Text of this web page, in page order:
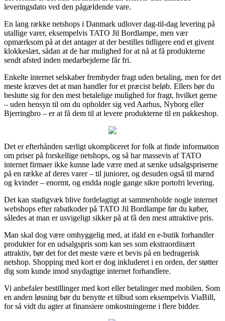
leveringsdato ved den pågældende vare.
En lang række netshops i Danmark udlover dag-til-dag levering på
utallige varer, eksempelvis TATO Jil Bordlampe, men vær
opmærksom på at det antager at der bestilles tidligere end et givent
klokkeslæt, sådan at de har mulighed for at nå at få produkterne
sendt afsted inden medarbejderne får fri.
Enkelte internet selskaber frembyder fragt uden betaling, men for det
meste kræves det at man handler for et præcist beløb. Ellers bør du
beslutte sig for den mest betalelige mulighed for fragt, hvilket gerne
– uden hensyn til om du opholder sig ved Aarhus, Nyborg eller
Bjerringbro – er at få dem til at levere produkterne til en pakkeshop.
Det er efterhånden særligt ukompliceret for folk at finde information
om priser på forskellige netshops, og så har massevis af TATO
internet firmaer ikke kunne lade være med at sænke udsalgspriserne
på en række af deres varer – til juniorer, og desuden også til mænd
og kvinder – enormt, og endda nogle gange sikre portofri levering.
Det kan stadigvæk blive fordelagtigt at sammenholde nogle internet
webshops efter rabatkoder på TATO Jil Bordlampe før du køber,
således at man er usvigeligt sikker på at få den mest attraktive pris.
Man skal dog være omhyggelig med, at ifald en e-butik forhandler
produkter for en udsalgspris som kan ses som ekstraordinært
attraktiv, bør det for det meste være et bevis på en bedragerisk
netshop. Shopping med kort er dog inkluderet i en orden, der støtter
dig som kunde imod snydagtige internet forhandlere.
Vi anbefaler bestillinger med kort eller betalinger med mobilen. Som
en anden løsning bør du benytte et tilbud som eksempelvis ViaBill,
for så vidt du agter at finansiere omkostningerne i flere bidder.